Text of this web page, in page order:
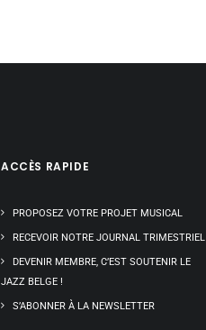
ACCÈS RAPIDE
PROPOSEZ VOTRE PROJET MUSICAL
RECEVOIR NOTRE JOURNAL TRIMESTRIEL
DEVENIR MEMBRE, C’EST SOUTENIR LE
JAZZ BELGE !
S’ABONNER À LA NEWSLETTER